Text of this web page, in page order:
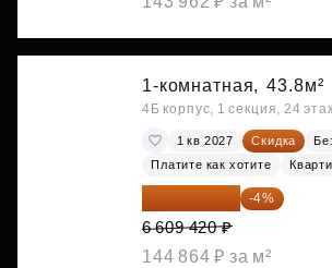
1-комнатная, 43.8м²
4Б корпус, 1 секция, 24
1 кв 2027 Скидка
Платите как хотите
-4%
6 609 420 ₽
144 864 ₽ за м²